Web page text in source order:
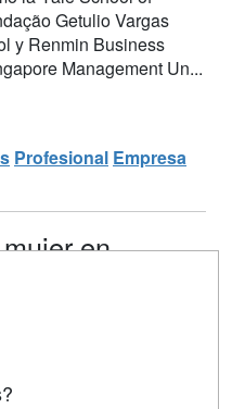
Getulio Vargas
y Renmin Business
Management Un...
Profesional Empresa
en
por ICSA Grupo y